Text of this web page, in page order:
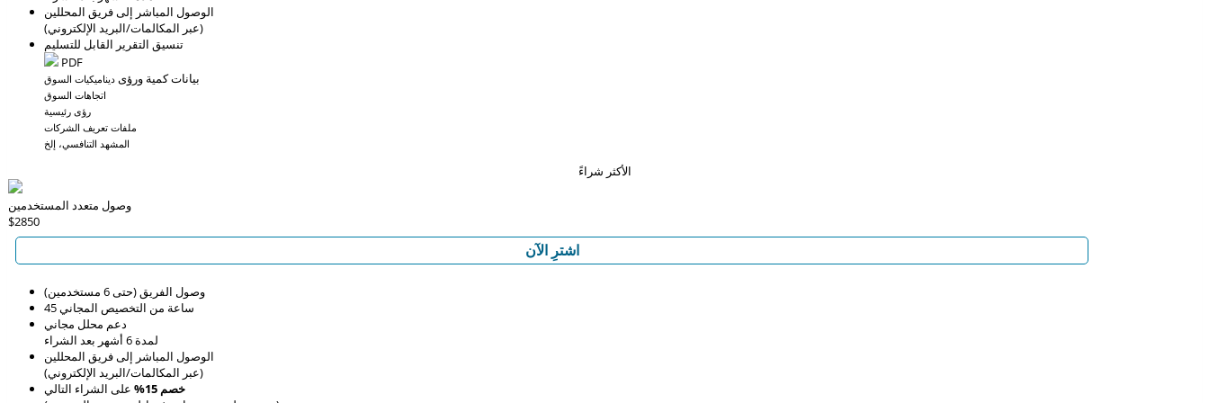
الوصول المباشر إلى فريق المحللين
(عبر المكالمات/البريد الإلكتروني)
تنسيق التقرير القابل للتسليم
PDF
بيانات كمية ورؤى ديناميكيات السوق
اتجاهات السوق
رؤى رئيسية
ملفات تعريف الشركات
المشهد التنافسي، إلخ
الأكثر شراءً
وصول متعدد المستخدمين
$2850
اشترِ الآن
وصول الفريق (حتى 6 مستخدمين)
45 ساعة من التخصيص المجاني
دعم محلل مجاني
لمدة 6 أشهر بعد الشراء
الوصول المباشر إلى فريق المحللين
(عبر المكالمات/البريد الإلكتروني)
خصم 15%
على الشراء التالي